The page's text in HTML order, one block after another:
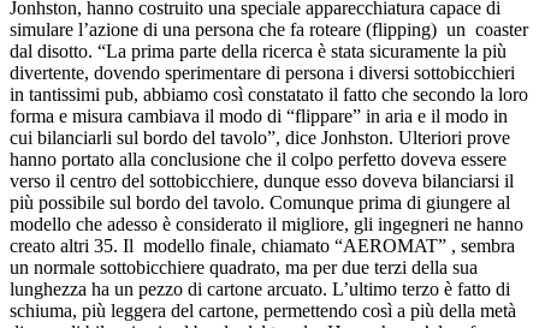
Jonhston, hanno costruito una speciale apparecchiatura capace di
simulare l’azione di una persona che fa roteare (flipping) un coaster
dal disotto. “La prima parte della ricerca è stata sicuramente la più
divertente, dovendo sperimentare di persona i diversi sottobicchieri
in tantissimi pub, abbiamo così constatato il fatto che secondo la loro
forma e misura cambiava il modo di “flippare” in aria e il modo in
cui bilanciarli sul bordo del tavolo”, dice Jonhston. Ulteriori prove
hanno portato alla conclusione che il colpo perfetto doveva essere
verso il centro del sottobicchiere, dunque esso doveva bilanciarsi il
più possibile sul bordo del tavolo. Comunque prima di giungere al
modello che adesso è considerato il migliore, gli ingegneri ne hanno
creato altri 35. Il modello finale, chiamato “AEROMAT” , sembra
un normale sottobicchiere quadrato, ma per due terzi della sua
lunghezza ha un pezzo di cartone arcuato. L’ultimo terzo è fatto di
schiuma, più leggera del cartone, permettendo così a più della metà